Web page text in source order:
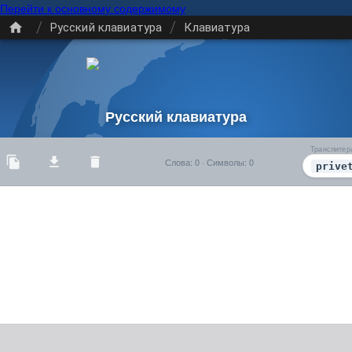
Перейти к основному содержимому
/ Русский клавиатура / Клавиатура
Русский клавиатура
Слова: 0· Символы: 0